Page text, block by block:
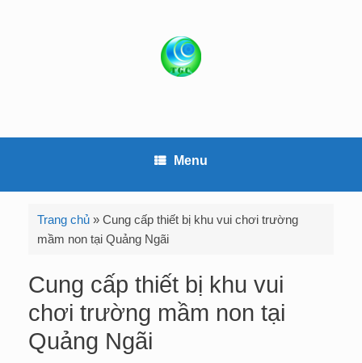
Menu
Trang chủ »Cung cấp thiết bị khu vui chơi trường
mầm non tại Quảng Ngãi
Cung cấp thiết bị khu vui
chơi trường mầm non tại
Quảng Ngãi